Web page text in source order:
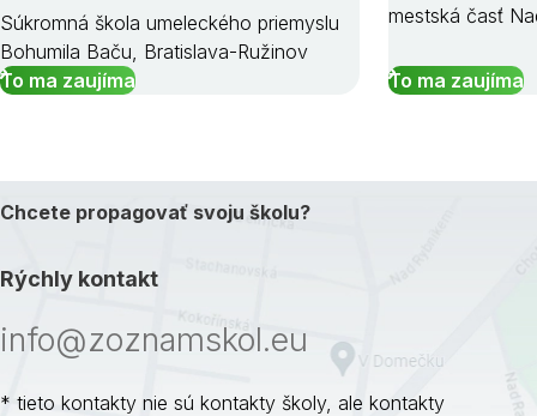
Súkromná škola umeleckého priemyslu
Bohumila Baču, Bratislava-Ružinov
To ma zaujíma
mestská časť
To ma zaujíma
Chcete propagovať svoju školu?
Rýchly kontakt
info@zoznamskol.eu
* tieto kontakty nie sú kontakty školy, ale kontakty